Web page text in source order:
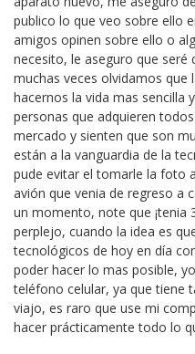
publico lo que veo sobre ello
amigos opinen sobre ello o
necesito, le aseguro que
muchas veces olvidamos que
hacernos la vida mas sencilla
personas que adquieren
mercado y sienten que son
están a la vanguardia de la
pude evitar el tomarle la foto
avión que venia de regreso a
un momento, note que ¡tenia
perplejo, cuando la idea es
tecnológicos de hoy en día
poder hacer lo mas posible,
teléfono celular, ya que tiene
viajo, es raro que use mi
hacer prácticamente todo lo